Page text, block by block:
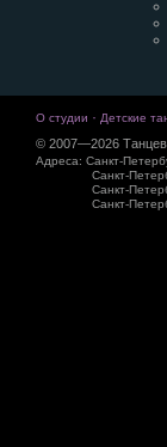
О студии · Детские
© 2007—2026
Адреса: Санкт-
Санкт-
Санкт-
Санкт-